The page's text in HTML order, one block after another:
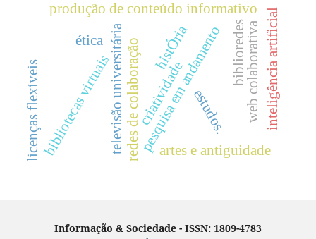
redes de colaboraçãopesquisa em andamento
estudos.
produção de conteúdo informativo
televisão universitária
bibliotecas virtuais artes e antiguidade
licenças flexíveis criatividade
histÓria biblioredes inteligência artificial
ética web colaborativa
Informação & Sociedade - ISSN: 1809-4783